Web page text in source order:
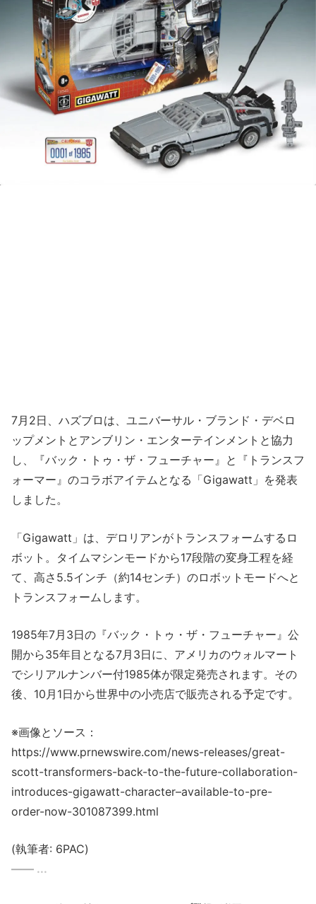
7月2日、ハズブロは、ユニバーサル・ブランド・デベロ
ップメントとアンブリン・エンターテインメントと協力
し、『バック・トゥ・ザ・フューチャー』と『トランスフ
ォーマー』のコラボアイテムとなる「Gigawatt」を発表
しました。
「Gigawatt」は、デロリアンがトランスフォームするロ
ボット。タイムマシンモードから17段階の変身工程を経
て、高さ5.5インチ（約14センチ）のロボットモードへと
トランスフォームします。
1985年7月3日の『バック・トゥ・ザ・フューチャー』公
開から35年目となる7月3日に、アメリカのウォルマート
でシリアルナンバー付1985体が限定発売されます。その
後、10月1日から世界中の小売店で販売される予定です。
※画像とソース：
https://www.prnewswire.com/news-releases/great-
scott-transformers-back-to-the-future-collaboration-
introduces-gigawatt-character–available-to-pre-
order-now-301087399.html
(執筆者: 6PAC)
―― ...